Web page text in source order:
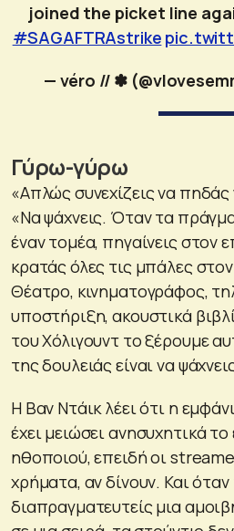
joined the picket line
#SAGAFTRAstrike
— véro // ✽
Γύρω-γύρω
«Απλώς συνεχίζεις να
«Να ψάχνεις. Όταν τα
έναν τομέα, πηγαίνεις στον
κρατάς όλες τις μπάλες
Θέατρο, κινηματογράφος,
υποστήριξη, ακουστικά
του Χόλιγουντ το ξέρουμε
της δουλειάς είναι να
Η Βαν Ντάικ λέει ότι η
έχει μειώσει ανησυχητικά
ηθοποιού, επειδή οι
χρήματα, αν δίνουν. Και
διαπραγματευτείς μια